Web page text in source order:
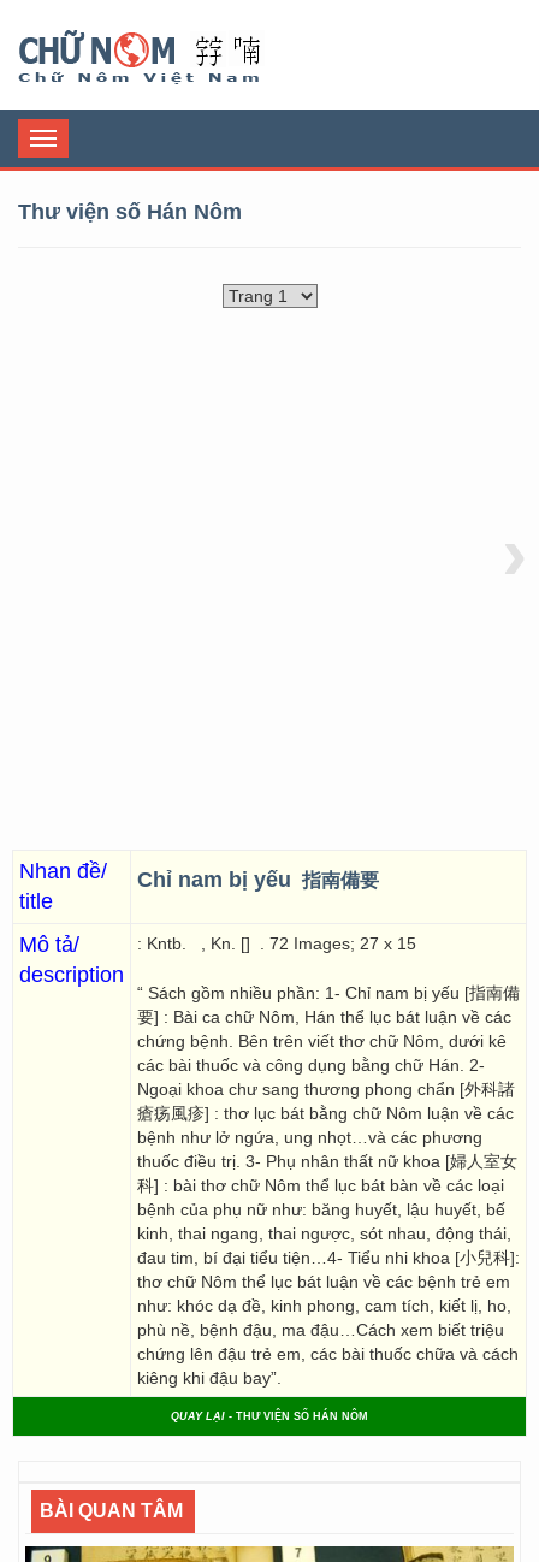
Toggle
navigation
Thư viện số Hán Nôm
›
Nhan đề/
title
Chỉ nam bị yếu 指南備要
Mô tả/
description
: Kntb. , Kn. [] . 72 Images; 27 x 15
“ Sách gồm nhiều phần: 1- Chỉ nam bị yếu [指南備
要] : Bài ca chữ Nôm, Hán thể lục bát luận về các
chứng bệnh. Bên trên viết thơ chữ Nôm, dưới kê
các bài thuốc và công dụng bằng chữ Hán. 2-
Ngoại khoa chư sang thương phong chẩn [外科諸
瘡疡風疹] : thơ lục bát bằng chữ Nôm luận về các
bệnh như lở ngứa, ung nhọt…và các phương
thuốc điều trị. 3- Phụ nhân thất nữ khoa [婦人室女
科] : bài thơ chữ Nôm thể lục bát bàn về các loại
bệnh của phụ nữ như: băng huyết, lậu huyết, bế
kinh, thai ngang, thai ngược, sót nhau, động thái,
đau tim, bí đại tiểu tiện…4- Tiểu nhi khoa [小兒科]:
thơ chữ Nôm thể lục bát luận về các bệnh trẻ em
như: khóc dạ đề, kinh phong, cam tích, kiết lị, ho,
phù nề, bệnh đậu, ma đậu…Cách xem biết triệu
chứng lên đậu trẻ em, các bài thuốc chữa và cách
kiêng khi đậu bay”.
QUAY LẠI - THƯ VIỆN SỐ HÁN NÔM
BÀI QUAN TÂM